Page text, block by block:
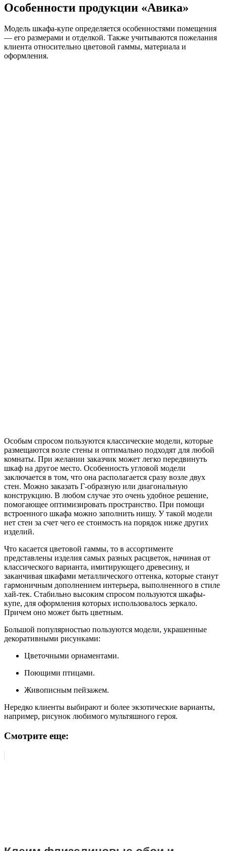
Особенности продукции «Авика»
Модель шкафа-купе определяется особенностями помещения
— его размерами и отделкой. Также учитываются пожелания
клиента относительно цветовой гаммы, материала и
оформления.
Особым спросом пользуются классические модели, которые
размещаются возле стены и оптимально подходят для любой
комнаты. При желании заказчик может легко передвинуть
шкаф на другое место. Особенность угловой модели
заключается в том, что она располагается сразу возле двух
стен. Можно заказать Г-образную или диагональную
конструкцию. В любом случае это очень удобное решение,
помогающее оптимизировать пространство. При помощи
встроенного шкафа можно заполнить нишу. У такой модели
нет стен за счет чего ее стоимость на порядок ниже других
изделий.
Что касается цветовой гаммы, то в ассортименте
представлены изделия самых разных расцветок, начиная от
классического варианта, имитирующего древесину, и
заканчивая шкафами металлического оттенка, которые станут
гармоничным дополнением интерьера, выполненного в стиле
хай-тек. Стабильно высоким спросом пользуются шкафы-
купе, для оформления которых использовалось зеркало.
Причем оно может быть цветным.
Большой популярностью пользуются модели, украшенные
декоративными рисунками:
Цветочными орнаментами.
Поющими птицами.
Живописным пейзажем.
Нередко клиенты выбирают и более экзотические варианты,
например, рисунок любимого мультяшного героя.
Смотрите еще: